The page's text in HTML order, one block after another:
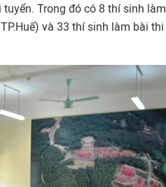
Trong đó có 8 thí sinh làm
và 33 thí sinh làm bài thi